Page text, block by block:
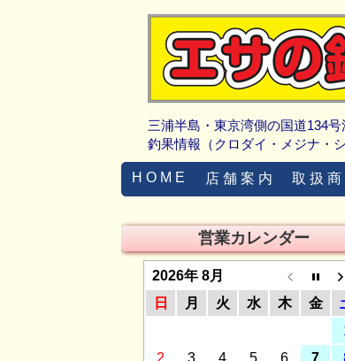
三浦半島・東京湾側の国道134
釣果情報（クロダイ・メジナ・
H O M E 店 舗 案 内 取 扱 商
営業カレンダー
2026年 8月
日
月 火 水 木 金
2
3 4 5 6 7